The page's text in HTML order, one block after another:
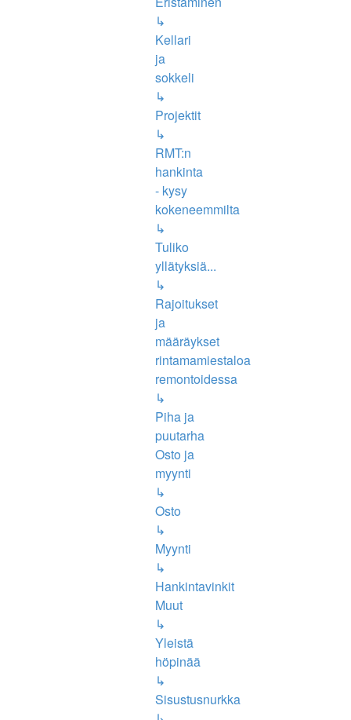
↳
Kellari
ja
sokkeli
↳
Projektit
↳
RMT:n
hankinta
- kysy
kokeneemmilta
↳
Tuliko
yllätyksiä...
↳
Rajoitukset
ja
määräykset
rintamamiestaloa
remontoidessa
↳
Piha ja
puutarha
Osto ja
myynti
↳
Osto
↳
Myynti
↳
Hankintavinkit
Muut
↳
Yleistä
höpinää
↳
Sisustusnurkka